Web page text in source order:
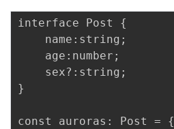
interface Post {
    name:string;
    age:number;
    sex?:string;
}
const auroras: Post = {